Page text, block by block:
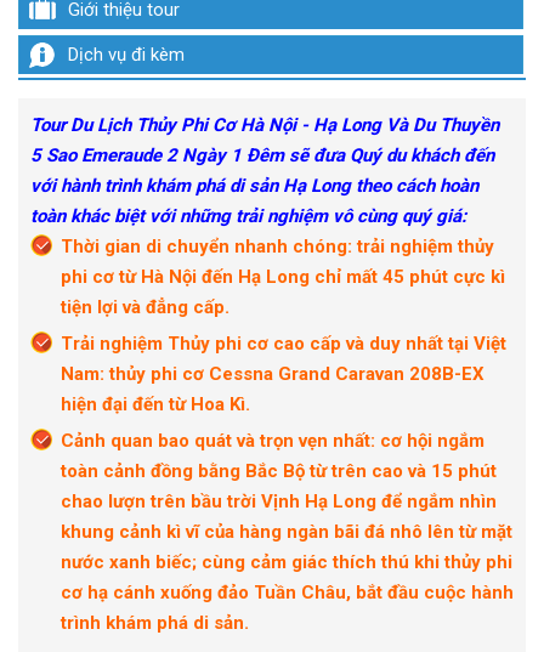
Giới thiệu tour
Dịch vụ đi kèm
Tour Du Lịch Thủy Phi Cơ Hà Nội - Hạ Long Và Du Thuyền
5 Sao Emeraude 2 Ngày 1 Đêm sẽ đưa Quý du khách đến
với hành trình khám phá di sản Hạ Long theo cách hoàn
toàn khác biệt với những trải nghiệm vô cùng quý giá:
Thời gian di chuyển nhanh chóng: trải nghiệm thủy
phi cơ từ Hà Nội đến Hạ Long chỉ mất 45 phút cực kì
tiện lợi và đẳng cấp.
Trải nghiệm Thủy phi cơ cao cấp và duy nhất tại Việt
Nam: thủy phi cơ Cessna Grand Caravan 208B-EX
hiện đại đến từ Hoa Kì.
Cảnh quan bao quát và trọn vẹn nhất: cơ hội ngắm
toàn cảnh đồng bằng Bắc Bộ từ trên cao và 15 phút
chao lượn trên bầu trời Vịnh Hạ Long để ngắm nhìn
khung cảnh kì vĩ của hàng ngàn bãi đá nhô lên từ mặt
nước xanh biếc; cùng cảm giác thích thú khi thủy phi
cơ hạ cánh xuống đảo Tuần Châu, bắt đầu cuộc hành
trình khám phá di sản.